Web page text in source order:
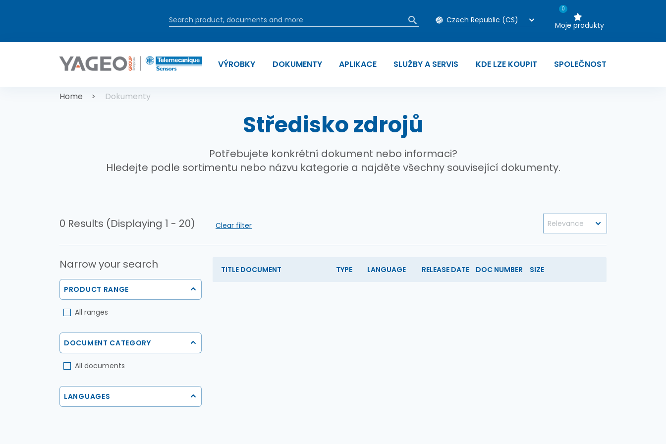
0
Moje produkty
VÝROBKY DOKUMENTY APLIKACE SLUŽBY A SERVIS KDE LZE KOUPIT SPOLEČNOST
Drobečková navigace
Home Dokumenty
Středisko zdrojů
Potřebujete konkrétní dokument nebo informaci?
Hledejte podle sortimentu nebo názvu kategorie a najděte všechny související dokumenty.
0 Results (Displaying 1 - 20) Clear filter
Narrow your search
PRODUCT RANGE
All ranges
DOCUMENT CATEGORY
All documents
LANGUAGES
TITLE DOCUMENT TYPE LANGUAGE RELEASE DATE DOC NUMBER SIZE